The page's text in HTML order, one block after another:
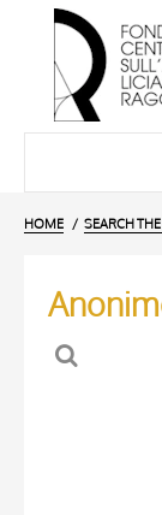
HOME SEARCH